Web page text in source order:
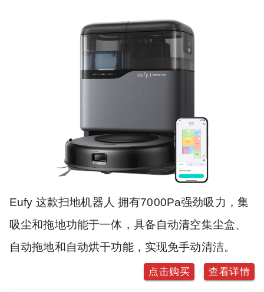
Eufy 这款扫地机器人 拥有7000Pa强劲吸力，集
吸尘和拖地功能于一体，具备自动清空集尘盒、
自动拖地和自动烘干功能，实现免手动清洁。
点击购买 查看详情